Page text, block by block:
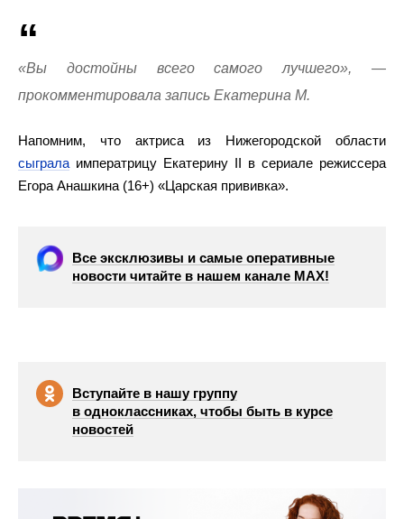
«Вы достойны всего самого лучшего», —
прокомментировала запись Екатерина М.
Напомним, что актриса из Нижегородской области
сыграла императрицу Екатерину II в сериале режиссера
Егора Анашкина (16+) «Царская прививка».
Все эксклюзивы и самые оперативные
новости читайте в нашем канале МАХ!
Вступайте в нашу группу
в одноклассниках, чтобы быть в курсе
новостей